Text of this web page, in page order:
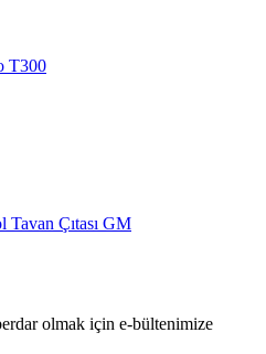
T300
Çıtası GM
olmak için e-bültenimize